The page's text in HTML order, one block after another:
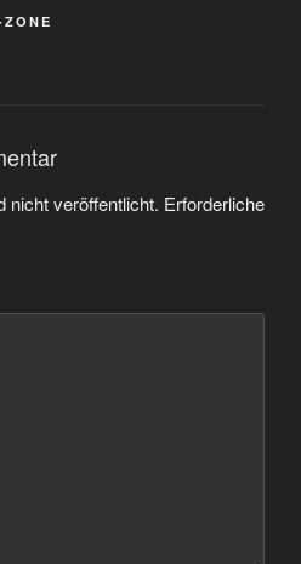
nicht veröffentlicht. Erforderliche